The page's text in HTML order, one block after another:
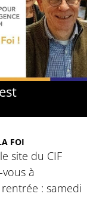
FOI
site du CIF
à
: samedi